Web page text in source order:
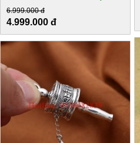
6.999.000 đ
4.999.000 đ